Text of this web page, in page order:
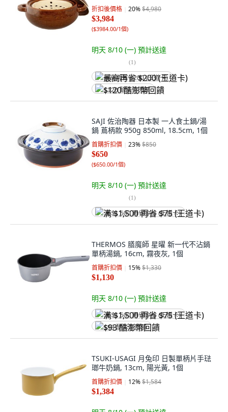
折扣後價格 20%$4,980
$3,984
($3984.00/1個)
明天 8/10 (一) 預計送達
(1)
最高再省 $200 (王道卡)
$120 酷澎幣回饋
SAJI 佐治陶器 日本製 一人食土鍋/湯
鍋 蔦柄款 950g 850ml, 18.5cm, 1個
首購折扣價 23%$850
$650
($650.00/1個)
明天 8/10 (一) 預計送達
(1)
满 $1,500 再省 $75 (王道卡)
THERMOS 膳魔師 星曜 新一代不沾鍋
單柄湯鍋, 16cm, 霧夜灰, 1個
首購折扣價 15%$1,330
$1,130
明天 8/10 (一) 預計送達
满 $1,500 再省 $75 (王道卡)
$93 酷澎幣回饋
TSUKI-USAGI 月兔印 日製單柄片手琺
瑯牛奶鍋, 13cm, 陽光黃, 1個
首購折扣價 12%$1,584
$1,384